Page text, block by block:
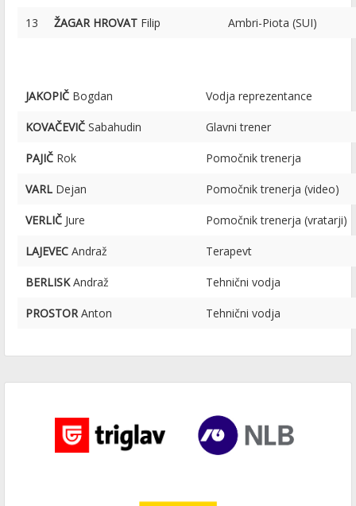
13 ŽAGAR HROVAT Filip Ambri-Piota (SUI)
JAKOPIČ Bogdan Vodja reprezentance
KOVAČEVIČ Sabahudin Glavni trener
PAJIČ Rok Pomočnik trenerja
VARL Dejan Pomočnik trenerja (video)
VERLIČ Jure Pomočnik trenerja (vratarji)
LAJEVEC Andraž Terapevt
BERLISKAndraž Tehnični vodja
PROSTOR Anton Tehnični vodja